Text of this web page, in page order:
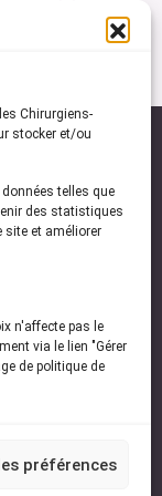
Chirurgiens-
stocker et/ou
telles que
des statistiques
site et améliorer
n'affecte pas le
via le lien "Gérer
de politique de
préférences